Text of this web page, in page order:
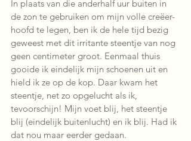
In plaats van die anderhalf uur buiten in
de zon te gebruiken om mijn volle creëer-
hoofd te legen, ben ik de hele tijd bezig
geweest met dit irritante steentje van nog
geen centimeter groot. Eenmaal thuis
gooide ik eindelijk mijn schoenen uit en
hield ik ze op de kop. Daar kwam het
steentje, net zo opgelucht als ik,
tevoorschijn! Mijn voet blij, het steentje
blij (eindelijk buitenlucht) en ik blij. Had ik
dat nou maar eerder gedaan.